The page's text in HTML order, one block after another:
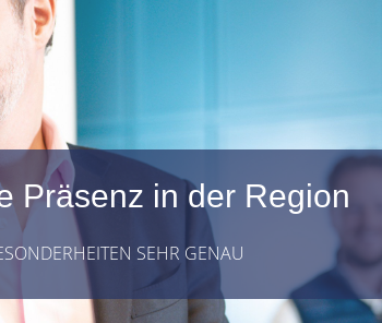
Präsenz in der Region
SEHR GENAU